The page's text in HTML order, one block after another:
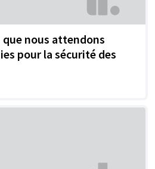
nous attendons
pour la sécurité des